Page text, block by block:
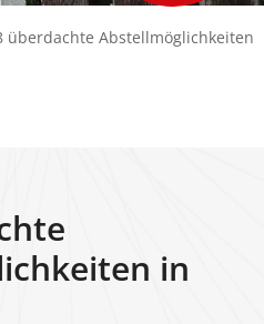
überdachte Abstellmöglichkeiten
in